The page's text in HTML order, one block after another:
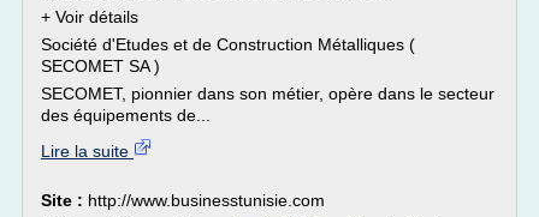
+ Voir détails
Société d'Etudes et de Construction Métalliques (
SECOMET SA )
SECOMET, pionnier dans son métier, opère dans le secteur
des équipements de...
Lire la suite
Site : http://www.businesstunisie.com